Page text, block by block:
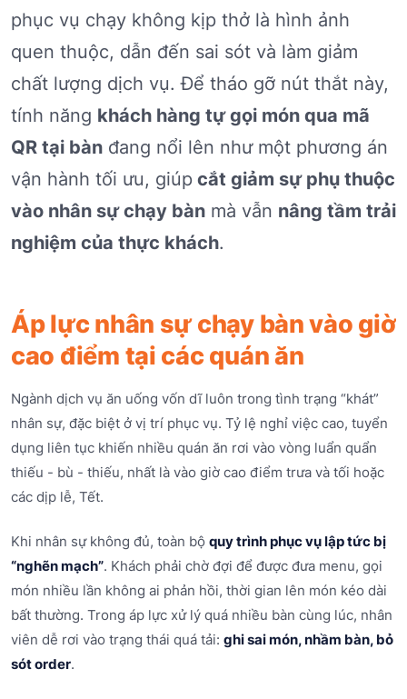
phục vụ chạy không kịp thở là hình ảnh
quen thuộc, dẫn đến sai sót và làm giảm
chất lượng dịch vụ. Để tháo gỡ nút thắt này,
tính năng khách hàng tự gọi món qua mã
QR tại bàn đang nổi lên như một phương án
vận hành tối ưu, giúp cắt giảm sự phụ thuộc
vào nhân sự chạy bàn mà vẫn nâng tầm trải
nghiệm của thực khách.
Áp lực nhân sự chạy bàn vào giờ
cao điểm tại các quán ăn
Ngành dịch vụ ăn uống vốn dĩ luôn trong tình trạng “khát”
nhân sự, đặc biệt ở vị trí phục vụ. Tỷ lệ nghỉ việc cao, tuyển
dụng liên tục khiến nhiều quán ăn rơi vào vòng luẩn quẩn
thiếu - bù - thiếu, nhất là vào giờ cao điểm trưa và tối hoặc
các dịp lễ, Tết.
Khi nhân sự không đủ, toàn bộ quy trình phục vụ lập tức bị
“nghẽn mạch”. Khách phải chờ đợi để được đưa menu, gọi
món nhiều lần không ai phản hồi, thời gian lên món kéo dài
bất thường. Trong áp lực xử lý quá nhiều bàn cùng lúc, nhân
viên dễ rơi vào trạng thái quá tải: ghi sai món, nhầm bàn, bỏ
sót order.